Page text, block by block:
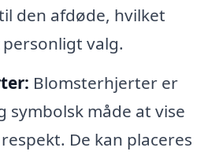
den afdøde, hvilket
valg.
Blomsterhjerter er
symbolsk måde at vise
De kan placeres